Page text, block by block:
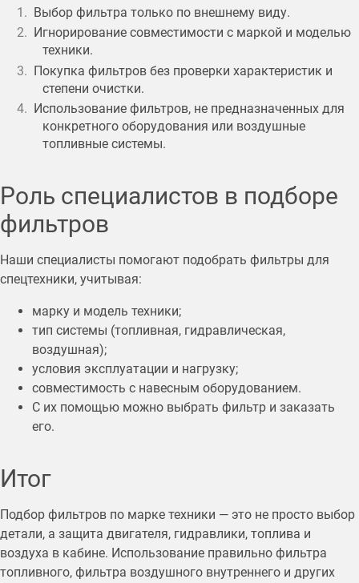
Выбор фильтра только по внешнему виду.
Игнорирование совместимости с маркой и моделью
техники.
Покупка фильтров без проверки характеристик и
степени очистки.
Использование фильтров, не предназначенных для
конкретного оборудования или воздушные
топливные системы.
Роль специалистов в подборе
фильтров
Наши специалисты помогают подобрать фильтры для
спецтехники, учитывая:
марку и модель техники;
тип системы (топливная, гидравлическая,
воздушная);
условия эксплуатации и нагрузку;
совместимость с навесным оборудованием.
С их помощью можно выбрать фильтр и заказать
его.
Итог
Подбор фильтров по марке техники — это не просто выбор
детали, а защита двигателя, гидравлики, топлива и
воздуха в кабине. Использование правильно фильтра
топливного, фильтра воздушного внутреннего и других